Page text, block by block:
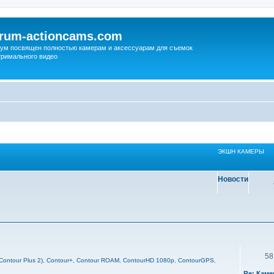
actioncams.com
посвящен полностью камерам и аксессуарам для съемок
видео
ЭКШН КАМЕРЫ
Новости
Plus 2) Contour+ Contour ROAM ContourHD 1080p ContourGPS 58